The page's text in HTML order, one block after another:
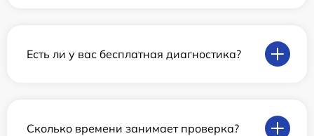
Есть ли у вас бесплатная диагностика?
Сколько времени занимает проверка?